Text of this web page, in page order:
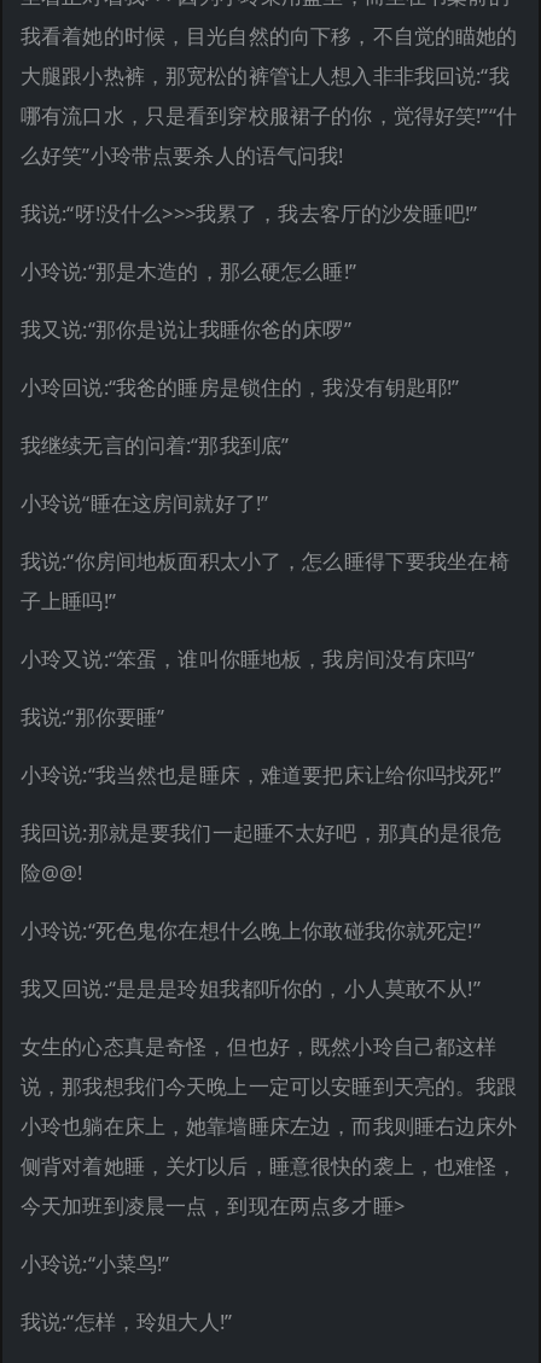
我看着她的时候，目光自然的向下移，不自觉的瞄她的
大腿跟小热裤，那宽松的裤管让人想入非非我回说:“我
哪有流口水，只是看到穿校服裙子的你，觉得好笑!”“什
么好笑”小玲带点要杀人的语气问我!
我说:“呀!没什么>>>我累了，我去客厅的沙发睡吧!”
小玲说:“那是木造的，那么硬怎么睡!”
我又说:“那你是说让我睡你爸的床啰”
小玲回说:“我爸的睡房是锁住的，我没有钥匙耶!”
我继续无言的问着:“那我到底”
小玲说“睡在这房间就好了!”
我说:“你房间地板面积太小了，怎么睡得下要我坐在椅
子上睡吗!”
小玲又说:“笨蛋，谁叫你睡地板，我房间没有床吗”
我说:“那你要睡”
小玲说:“我当然也是睡床，难道要把床让给你吗找死!”
我回说:那就是要我们一起睡不太好吧，那真的是很危
险@@!
小玲说:“死色鬼你在想什么晚上你敢碰我你就死定!”
我又回说:“是是是玲姐我都听你的，小人莫敢不从!”
女生的心态真是奇怪，但也好，既然小玲自己都这样
说，那我想我们今天晚上一定可以安睡到天亮的。我跟
小玲也躺在床上，她靠墙睡床左边，而我则睡右边床外
侧背对着她睡，关灯以后，睡意很快的袭上，也难怪，
今天加班到凌晨一点，到现在两点多才睡>
小玲说:“小菜鸟!”
我说:“怎样，玲姐大人!”